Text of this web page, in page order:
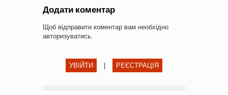
Додати коментар
Щоб відправити коментар вам необхідно
авторизуватись.
УВІЙТИ РЕЄСТРАЦІЯ